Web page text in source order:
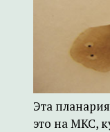
Эта
это на МКС,